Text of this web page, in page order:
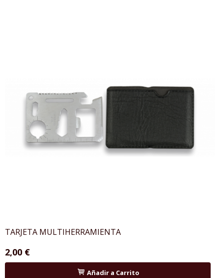
TARJETA MULTIHERRAMIENTA
2,00 €
Añadir a Carrito